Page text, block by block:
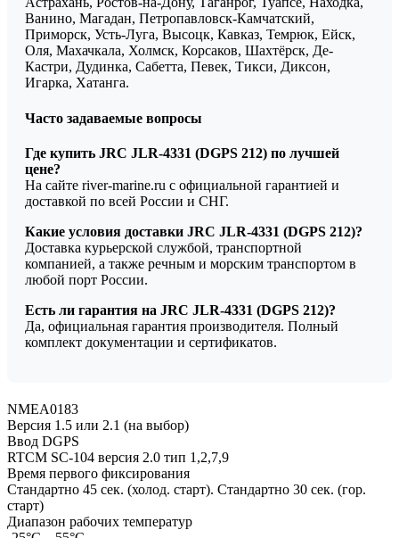
Ванино, Магадан, Петропавловск-Камчатский,
Приморск, Усть-Луга, Высоцк, Кавказ, Темрюк, Ейск,
Оля, Махачкала, Холмск, Корсаков, Шахтёрск, Де-
Кастри, Дудинка, Сабетта, Певек, Тикси, Диксон,
Игарка, Хатанга.
Часто задаваемые вопросы
Где купить JRC JLR-4331 (DGPS 212) по лучшей
цене?
На сайте river-marine.ru с официальной гарантией и
доставкой по всей России и СНГ.
Какие условия доставки JRC JLR-4331 (DGPS 212)?
Доставка курьерской службой, транспортной
компанией, а также речным и морским транспортом в
любой порт России.
Есть ли гарантия на JRC JLR-4331 (DGPS 212)?
Да, официальная гарантия производителя. Полный
комплект документации и сертификатов.
NMEA0183
Версия 1.5 или 2.1 (на выбор)
Ввод DGPS
RTCM SC-104 версия 2.0 тип 1,2,7,9
Время первого фиксирования
Стандартно 45 сек. (холод. старт). Стандартно 30 сек. (гор.
старт)
Диапазон рабочих температур